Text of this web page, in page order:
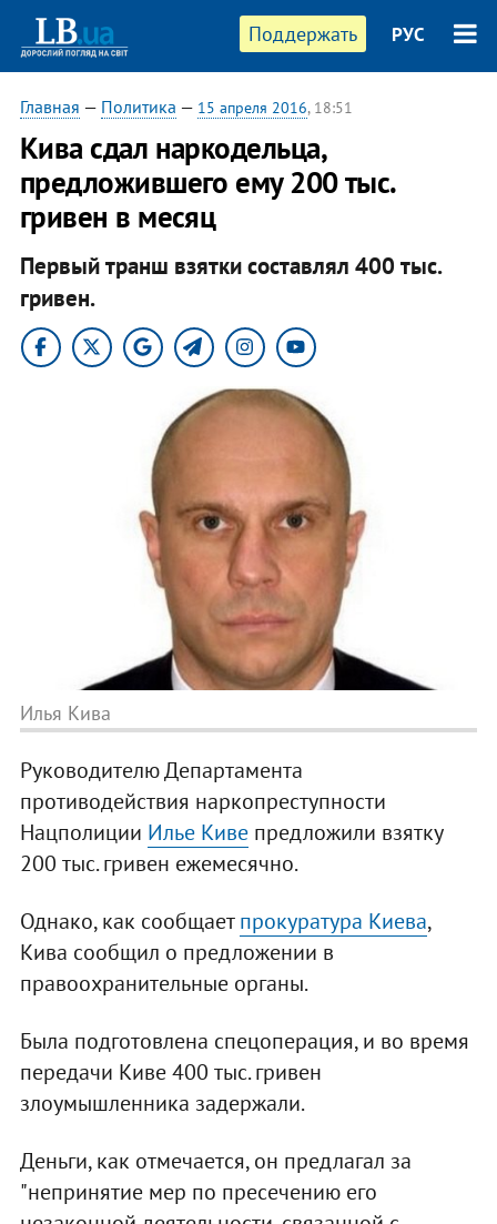
Поддержать РУС
Главная — Политика — 15 апреля 2016, 18:51
Кива сдал наркодельца,
предложившего ему 200 тыс.
гривен в месяц
Первый транш взятки составлял 400 тыс.
гривен.
Илья Кива
Руководителю Департамента
противодействия наркопреступности
Нацполиции Илье Кивепредложили взятку
200 тыс. гривен ежемесячно.
Однако, как сообщаетпрокуратура Киева,
Кива сообщил о предложении в
правоохранительные органы.
Была подготовлена спецоперация, и во время
передачи Киве 400 тыс. гривен
злоумышленника задержали.
Деньги, как отмечается, он предлагал за
"непринятие мер по пресечению его